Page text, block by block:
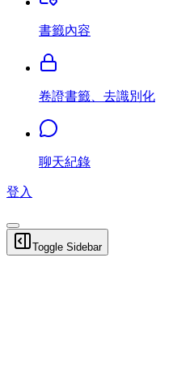
書籤內容
卷證書籤、去識別化
聊天紀錄
登入
Toggle Sidebar